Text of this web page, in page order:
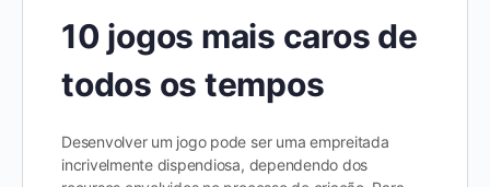
10 jogos mais caros de
todos os tempos
Desenvolver um jogo pode ser uma empreitada
incrivelmente dispendiosa, dependendo dos